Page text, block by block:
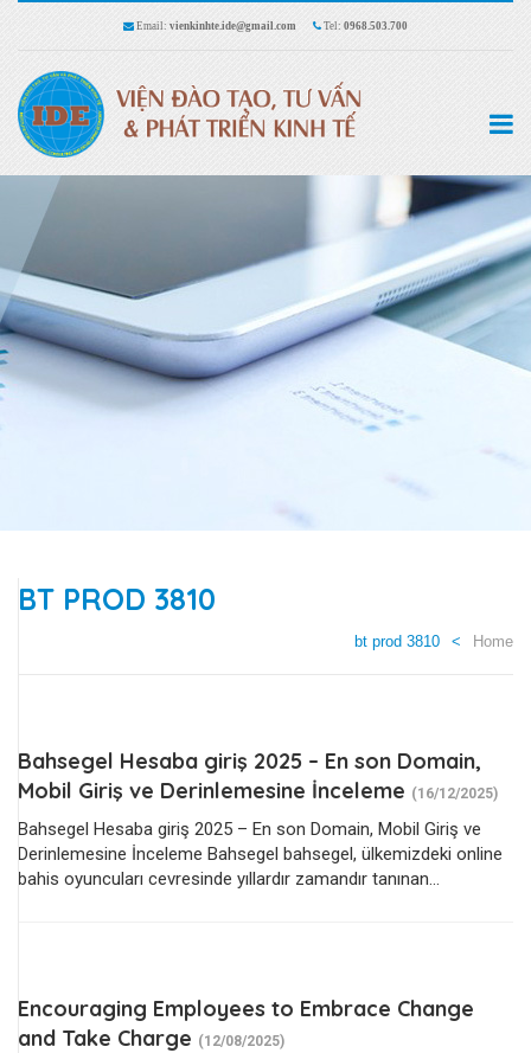
Email: vienkinhte.ide@gmail.com Tel: 0968.503.700
BT PROD 3810
Home
bt prod 3810
Bahsegel Hesaba giriş 2025 – En son Domain,
Mobil Giriş ve Derinlemesine İnceleme (16/12/2025)
Bahsegel Hesaba giriş 2025 – En son Domain, Mobil Giriş ve
Derinlemesine İnceleme Bahsegel bahsegel, ülkemizdeki online
bahis oyuncuları cevresinde yıllardır zamandır tanınan...
Encouraging Employees to Embrace Change
and Take Charge (12/08/2025)